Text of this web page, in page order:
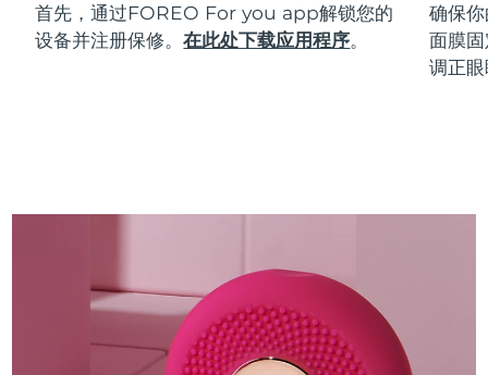
首先，通过FOREO For you app解锁您的
设备并注册保修。在此处下载应用程序。
确保
面膜
调正